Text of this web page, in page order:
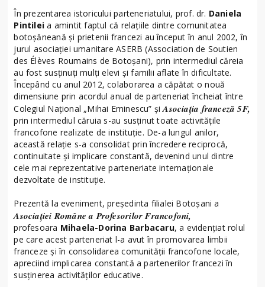
În prezentarea istoricului parteneriatului, prof. dr. Daniela
Pintilei a amintit faptul că relațiile dintre comunitatea
botoșăneană și prietenii francezi au început în anul 2002, în
jurul asociației umanitare ASERB (Association de Soutien
des Élèves Roumains de Botoșani), prin intermediul căreia
au fost susținuți mulți elevi și familii aflate în dificultate.
Începând cu anul 2012, colaborarea a căpătat o nouă
dimensiune prin acordul anual de parteneriat încheiat între
Colegiul Național „Mihai Eminescu” șiAsociația franceză 5F,
prin intermediul căruia s-au susținut toate activitățile
francofone realizate de instituție. De-a lungul anilor,
această relație s-a consolidat prin încredere reciprocă,
continuitate și implicare constantă, devenind unul dintre
cele mai reprezentative parteneriate internaționale
dezvoltate de instituție.
Prezentă la eveniment, președinta filialei Botoșani a
Asociației Române a Profesorilor Francofoni,
profesoara Mihaela-Dorina Barbacaru, a evidențiat rolul
pe care acest parteneriat l-a avut în promovarea limbii
franceze și în consolidarea comunității francofone locale,
apreciind implicarea constantă a partenerilor francezi în
susținerea activităților educative.